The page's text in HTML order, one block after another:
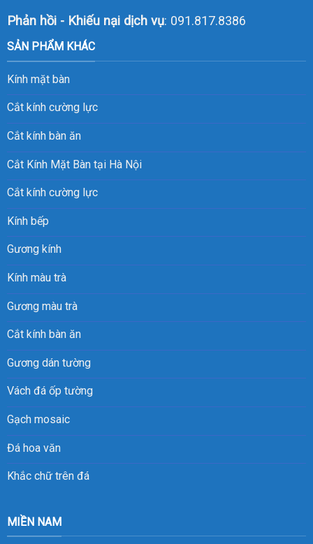
Phản hồi - Khiếu nại dịch vụ: 091.817.8386
SẢN PHẨM KHÁC
Kính mặt bàn
Cắt kính cường lực
Cắt kính bàn ăn
Cắt Kính Mặt Bàn tại Hà Nội
Cắt kính cường lực
Kính bếp
Gương kính
Kính màu trà
Gương màu trà
Cắt kính bàn ăn
Gương dán tường
Vách đá ốp tường
Gạch mosaic
Đá hoa văn
Khắc chữ trên đá
MIỀN NAM